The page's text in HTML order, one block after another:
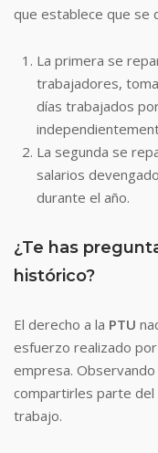
que establece que se
La primera se
trabajadores,
días trabajados
La segunda se
salarios
durante el año.
¿Te has
histórico?
El derecho a la PTU
esfuerzo realizado
empresa.
compartirles parte
trabajo.